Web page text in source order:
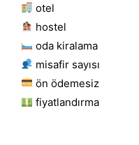
otel
hostel
oda kiralama
misafir sayısı
ön ödemesiz
fiyatlandırma